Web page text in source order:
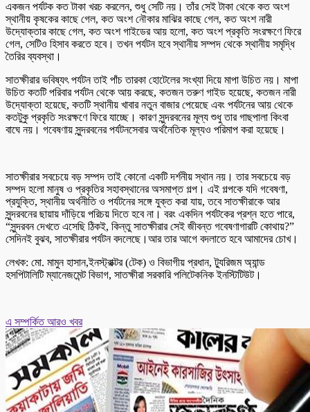
একজন পর্যটক কত টাকা খরচ করলেন, শুধু সেটি নয়। তাঁর সেই টাকা থেকে কত অংশ
স্থানীয় কৃষকের কাছে গেল, কত অংশ নৌকার মাঝির কাছে গেল, কত অংশ নারী
উদ্যোক্তার কাছে গেল, কত অংশ গাইডের আয় হলো, কত অংশ প্রকৃতি সংরক্ষণে ফিরে
গেল, সেটিও হিসাব করতে হবে। তখন পর্যটন হবে স্থানীয় সম্পদ থেকে স্থানীয় সমৃদ্ধি
তৈরির ব্যবস্থা।
সাতক্ষীরার ভবিষ্যৎ পর্যটন তাই পাঁচ তারকা হোটেলের সংখ্যা দিয়ে মাপা উচিত নয়। মাপা
উচিত কতটি পরিবার পর্যটন থেকে আয় করছে, কতজন তরুণ গাইড হয়েছে, কতজন নারী
উদ্যোক্তা হয়েছে, কতটি স্থানীয় খাবার নতুন বাজার পেয়েছে এবং পর্যটনের আয় থেকে
কতটুকু প্রকৃতি সংরক্ষণে ফিরে যাচ্ছে। কারণ সুন্দরবনের মূল্য শুধু তার গাছপালা কিংবা
বাঘে নয়। গবেষণায় সুন্দরবনের পর্যটনসেবার অর্থনৈতিক মূল্যও পরিমাপ করা হয়েছে।
সাতক্ষীরার সবচেয়ে বড় সম্পদ তাই কোনো একটি দর্শনীয় স্থান নয়। তার সবচেয়ে বড়
সম্পদ হলো মানুষ ও প্রকৃতির সহাবস্থানের অসমাপ্ত গল্প। এই গল্পকে যদি গবেষণা,
প্রযুক্তি, স্থানীয় অর্থনীতি ও পর্যটনের সঙ্গে যুক্ত করা যায়, তবে সাতক্ষীরাকে আর
সুন্দরবনের ছায়ায় দাঁড়িয়ে পরিচয় দিতে হবে না। বরং একদিন পর্যটকের প্রশ্ন হতে পারে,
“সুন্দরবন দেখতে এসেছি ঠিকই, কিন্তু সাতক্ষীরার সেই জীবন্ত গবেষণাগারটি কোথায়?”
সেদিনই বুঝব, সাতক্ষীরার পর্যটন বদলেছে।আর তার আগে বদলাতে হবে আমাদের চোখ।
লেখক: মো. মামুন হাসান,ইনস্ট্রাক্টর (টেক) ও বিভাগীয় প্রধান, ট্যুরিজম অ্যান্ড
হসপিটালিটি ম্যানেজমেন্ট বিভাগ, সাতক্ষীরা সরকারি পলিটেকনিক ইনস্টিটিউট।
এ সম্পর্কিত আরও খবর